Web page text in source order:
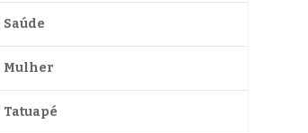
Saúde
Mulher
Tatuapé